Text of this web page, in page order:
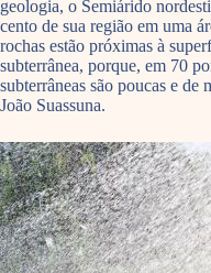
geologia, o Semiárido
cento de sua região em uma
rochas estão próximas à
subterrânea, porque, em 70
subterrâneas são poucas e de
João Suassuna.